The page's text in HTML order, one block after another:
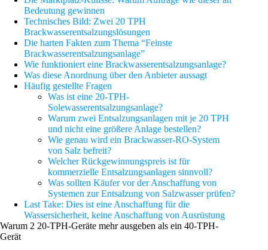
Bedeutung gewinnen
Technisches Bild: Zwei 20 TPH
Brackwasserentsalzungslösungen
Die harten Fakten zum Thema “Feinste
Brackwasserentsalzungsanlage”
Wie funktioniert eine Brackwasserentsalzungsanlage?
Was diese Anordnung über den Anbieter aussagt
Häufig gestellte Fragen
Was ist eine 20-TPH-
Solewasserentsalzungsanlage?
Warum zwei Entsalzungsanlagen mit je 20 TPH
und nicht eine größere Anlage bestellen?
Wie genau wird ein Brackwasser-RO-System
von Salz befreit?
Welcher Rückgewinnungspreis ist für
kommerzielle Entsalzungsanlagen sinnvoll?
Was sollten Käufer vor der Anschaffung von
Systemen zur Entsalzung von Salzwasser prüfen?
Last Take: Dies ist eine Anschaffung für die
Wassersicherheit, keine Anschaffung von Ausrüstung
Warum 2 20-TPH-Geräte mehr ausgeben als ein 40-TPH-
Gerät